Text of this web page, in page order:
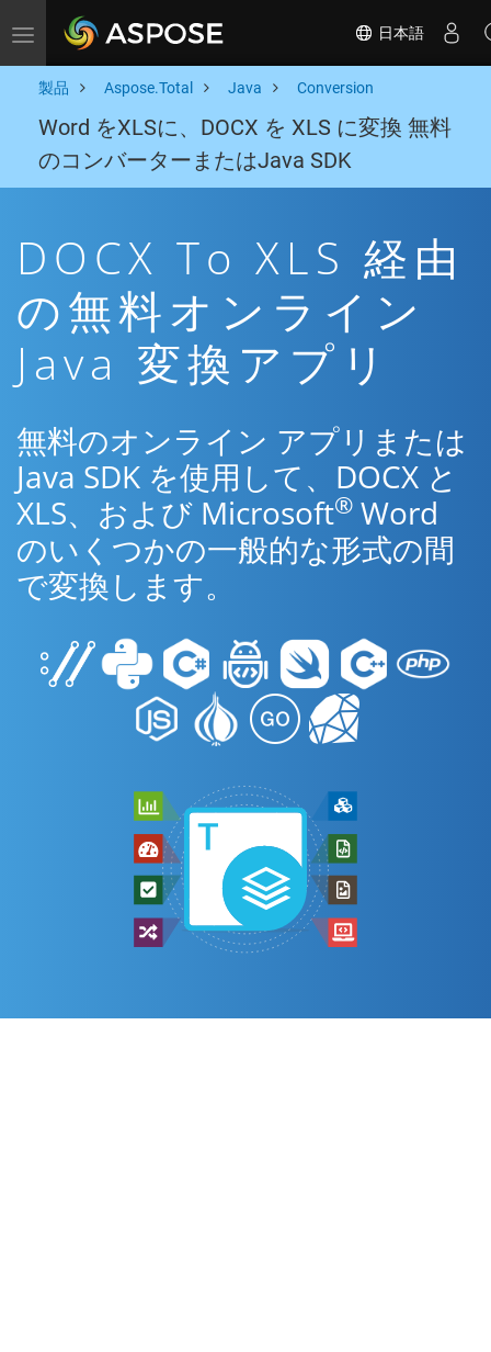
Toggle navigation 日本語
製品 Aspose.Total Java Conversion
Word をXLSに、DOCX を XLS に変換 無料
のコンバーターまたはJava SDK
DOCX To XLS 経由
の無料オンライン
Java 変換アプリ
無料のオンライン アプリまたは
Java SDK を使用して、DOCX と
XLS、および Microsoft® Word
のいくつかの一般的な形式の間
で変換します。